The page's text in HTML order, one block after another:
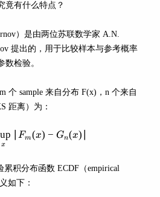
竟有什么特点？
）是由两位苏联数学家 A.N.
提出的，用于比较样本与参考概率
数检验。
个 sample 来自分布 F(x)，n 个来自
距离）为：
D_{m,n} = \sup_x |F_{m}(x) -
x
Fm(x) − Gn(x)
积分布函数 ECDF（empirical
如下：